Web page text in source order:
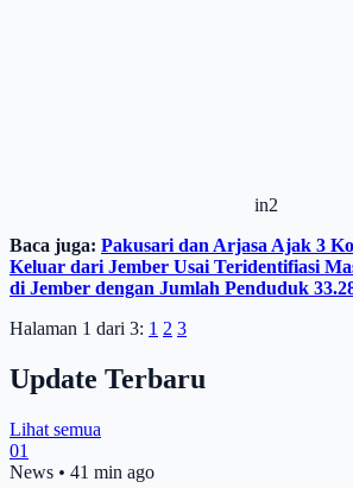
in2
Baca juga: Pakusari dan Arjasa Ajak 3
Keluar dari Jember Usai Teridentifiasi
di Jember dengan Jumlah Penduduk
Halaman 1 dari 3: 1 2 3
Update Terbaru
Lihat semua
01
News • 41 min ago